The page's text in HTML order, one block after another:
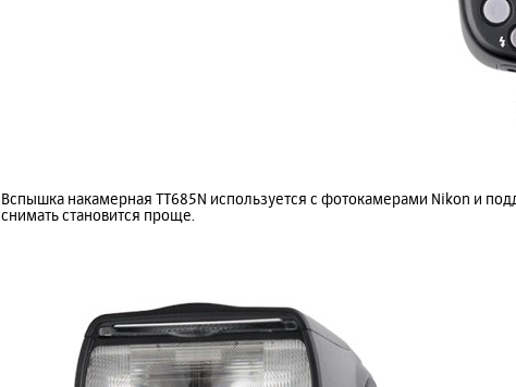
Вспышка накамерная TT685N используется с фотокамерами Nikon и
снимать становится проще.